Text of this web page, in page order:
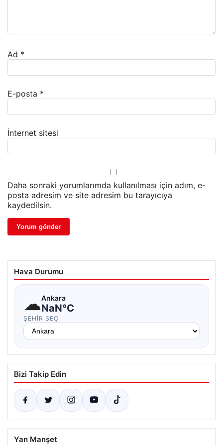
Ad *
E-posta *
İnternet sitesi
Daha sonraki yorumlarımda kullanılması için adım, e-
posta adresim ve site adresim bu tarayıcıya
kaydedilsin.
Hava Durumu
☁Ankara
NaN°C
ŞEHIR SEÇ
Bizi Takip Edin
Yan Manşet